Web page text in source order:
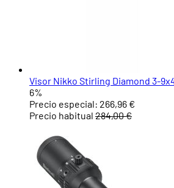
Visor Nikko Stirling Diamond 3-
6%
Precio especial: 266,96 €
Precio habitual 284,00 €